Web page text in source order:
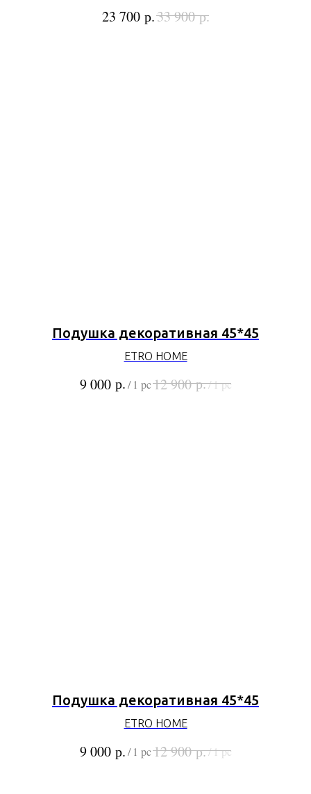
23 700 р.33 900 р.
Подушка декоративная 45*45
ETRO HOME
9 000 р./ 1 pc12 900 р./1 pc
Подушка декоративная 45*45
ETRO HOME
9 000 р./ 1 pc12 900 р./1 pc